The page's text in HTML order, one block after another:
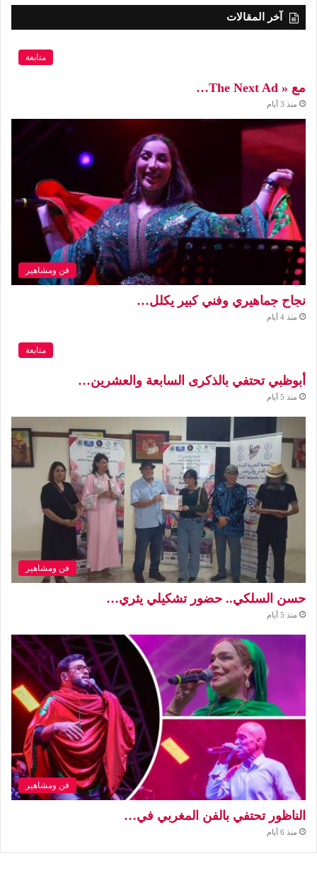
آخر المقالات
متابعة
مع « The Next Ad…
منذ 3 أيام
فن ومشاهير
نجاح جماهيري وفني كبير يكلل…
منذ 4 أيام
متابعة
أبوظبي تحتفي بالذكرى السابعة والعشرين…
منذ 5 أيام
فن ومشاهير
حسن السلكي.. حضور تشكيلي يثري…
منذ 5 أيام
فن ومشاهير
الناظور تحتفي بالفن المغربي في…
منذ 6 أيام